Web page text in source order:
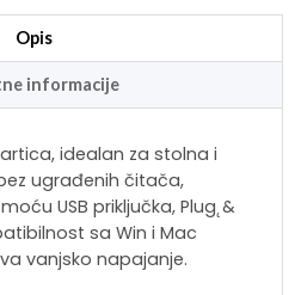
Opis
informacije
idealan za stolna i
ugrađenih čitača,
USB priključka, Plug˛&
sa Win i Mac
vanjsko napajanje.